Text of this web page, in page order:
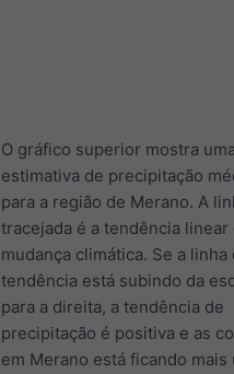
O gráfico superior mostra
estimativa de precipitação
para a região de Merano. A
tracejada é a tendência linear
mudança climática. Se a linha
tendência está subindo da
para a direita, a tendência de
precipitação é positiva e as
em Merano está ficando mais